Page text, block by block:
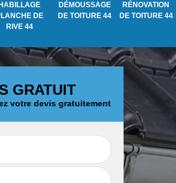
HABILLAGE
DE
RIVE 44
DÉMOUSSAGE
DE TOITURE 44
RÉNOVATION
DE TOITURE 44
anti
Démoussage
nettoyage de tuile
44
GRATUIT
votre devis gratuitement